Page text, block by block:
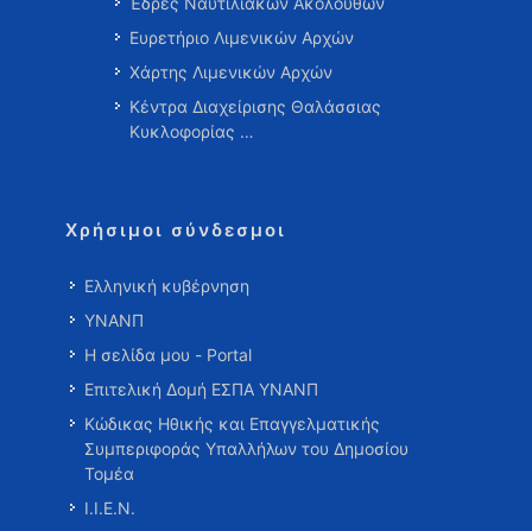
Ευρετήριο Λιμενικών Αρχών
Χάρτης Λιμενικών Αρχών
Κέντρα Διαχείρισης Θαλάσσιας
Κυκλοφορίας …
Χρήσιμοι σύνδεσμοι
Ελληνική κυβέρνηση
ΥΝΑΝΠ
Η σελίδα μου - Portal
Επιτελική Δομή ΕΣΠΑ ΥΝΑΝΠ
Κώδικας Ηθικής και Επαγγελματικής
Συμπεριφοράς Υπαλλήλων του Δημοσίου
Τομέα
Ι.Ι.Ε.Ν.